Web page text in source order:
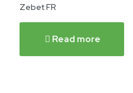
Zebet FR
Read more